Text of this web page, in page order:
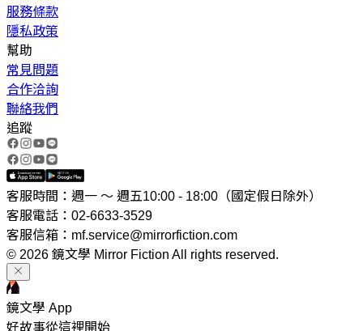
服務條款
隱私政策
幫助
常見問題
合作洽詢
聯絡我們
追蹤
客服時間：週一 ～ 週五10:00 - 18:00（國定假日除外）
客服電話：02-6633-3529
客服信箱：mf.service@mirrorfiction.com
© 2026 鏡文學 Mirror Fiction All rights reserved.
鏡文學 App
好故事從這裡開始